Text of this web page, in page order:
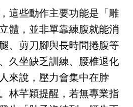
這些動作主要功能是「雕
體，並非單靠練腹就能消
、剪刀腳與長時間捲腹等
久坐缺乏訓練、腰椎退化
來說，壓力會集中在脖
林芊穎提醒，若無專業指